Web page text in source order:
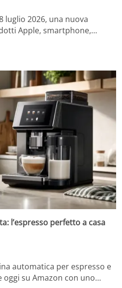
luglio 2026, una nuova
Apple, smartphone,…
l’espresso perfetto a casa
automatica per espresso e
oggi su Amazon con uno…